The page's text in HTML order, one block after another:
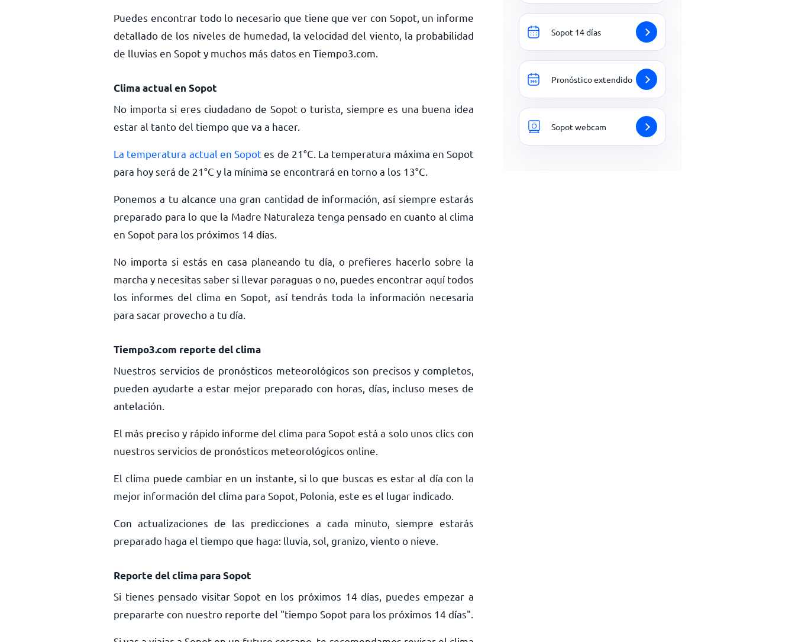
Puedes encontrar todo lo necesario que tiene que ver con Sopot, un informe
detallado de los niveles de humedad, la velocidad del viento, la probabilidad
de lluvias en Sopot y muchos más datos en Tiempo3.com.
Clima actual en Sopot
No importa si eres ciudadano de Sopot o turista, siempre es una buena idea
estar al tanto del tiempo que va a hacer.
La temperatura actual en Sopotes de 21°C . La temperatura máxima en Sopot
para hoy será de 21°C y la mínima se encontrará en torno a los 13°C
Ponemos a tu alcance una gran cantidad de información, así siempre estarás
preparado para lo que la Madre Naturaleza tenga pensado en cuanto al clima
en Sopot para los próximos 14 días.
No importa si estás en casa planeando tu día, o prefieres hacerlo sobre la
marcha y necesitas saber si llevar paraguas o no, puedes encontrar aquí todos
los informes del clima en Sopot, así tendrás toda la información necesaria
para sacar provecho a tu día.
Tiempo3.com reporte del clima
Nuestros servicios de pronósticos meteorológicos son precisos y completos,
pueden ayudarte a estar mejor preparado con horas, días, incluso meses de
antelación.
El más preciso y rápido informe del clima para Sopot está a solo unos clics con
nuestros servicios de pronósticos meteorológicos online.
El clima puede cambiar en un instante, si lo que buscas es estar al día con la
mejor información del clima para Sopot, Polonia, este es el lugar indicado.
Con actualizaciones de las predicciones a cada minuto, siempre estarás
preparado haga el tiempo que haga: lluvia, sol, granizo, viento o nieve.
Reporte del clima para Sopot
Si tienes pensado visitar Sopot en los próximos 14 días, puedes empezar a
prepararte con nuestro reporte del "tiempo Sopot para los próximos 14 días".
Sopot 14 días
Pronóstico extendido
Sopot webcam